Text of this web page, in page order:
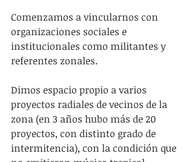
Comenzamos a vincularnos con
organizaciones sociales e
institucionales como militantes y
referentes zonales.
Dimos espacio propio a varios
proyectos radiales de vecinos de la
zona (en 3 años hubo más de 20
proyectos, con distinto grado de
intermitencia), con la condición que